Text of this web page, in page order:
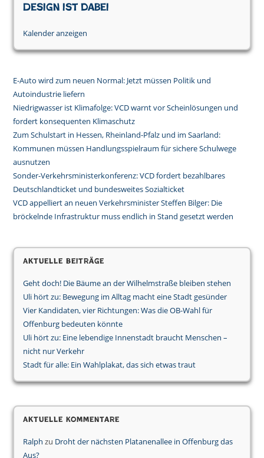
Design ist dabei
Kalender anzeigen
E-Auto wird zum neuen Normal: Jetzt müssen Politik und
Autoindustrie liefern
Niedrigwasser ist Klimafolge: VCD warnt vor Scheinlösungen und
fordert konsequenten Klimaschutz
Zum Schulstart in Hessen, Rheinland-Pfalz und im Saarland:
Kommunen müssen Handlungsspielraum für sichere Schulwege
ausnutzen
Sonder-Verkehrsministerkonferenz: VCD fordert bezahlbares
Deutschlandticket und bundesweites Sozialticket
VCD appelliert an neuen Verkehrsminister Steffen Bilger: Die
bröckelnde Infrastruktur muss endlich in Stand gesetzt werden
Aktuelle Beiträge
Geht doch! Die Bäume an der Wilhelmstraße bleiben stehen
Uli hört zu: Bewegung im Alltag macht eine Stadt gesünder
Vier Kandidaten, vier Richtungen: Was die OB-Wahl für
Offenburg bedeuten könnte
Uli hört zu: Eine lebendige Innenstadt braucht Menschen –
nicht nur Verkehr
Stadt für alle: Ein Wahlplakat, das sich etwas traut
Aktuelle Kommentare
Ralph zu Droht der nächsten Platanenallee in Offenburg das
Aus?